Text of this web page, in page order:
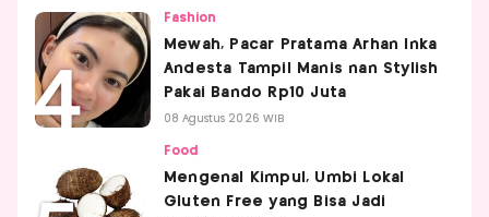
Fashion
Mewah, Pacar Pratama Arhan Inka
Andesta Tampil Manis nan Stylish
Pakai Bando Rp10 Juta
08 Agustus 2026 WIB
Food
Mengenal Kimpul, Umbi Lokal
Gluten Free yang Bisa Jadi